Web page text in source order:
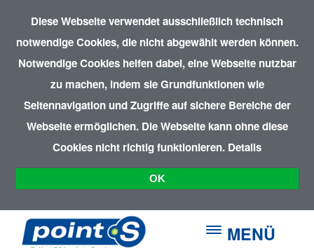
Diese Webseite verwendet ausschließlich technisch
notwendige Cookies, die nicht abgewählt werden können.
Notwendige Cookies helfen dabei, eine Webseite nutzbar
zu machen, indem sie Grundfunktionen wie
Seitennavigation und Zugriffe auf sichere Bereiche der
Webseite ermöglichen. Die Webseite kann ohne diese
Cookies nicht richtig funktionieren. Details
OK
MENÜ